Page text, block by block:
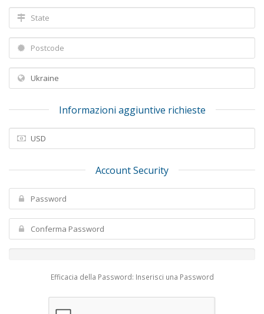
Informazioni aggiuntive richieste
Account Security
Efficacia della Password: Inserisci una Password